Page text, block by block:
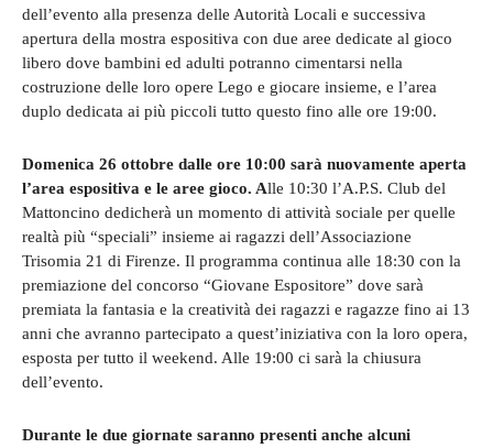
dell’evento alla presenza delle Autorità Locali e successiva
apertura della mostra espositiva con due aree dedicate al gioco
libero dove bambini ed adulti potranno cimentarsi nella
costruzione delle loro opere Lego e giocare insieme, e l’area
duplo dedicata ai più piccoli tutto questo fino alle ore 19:00.
Domenica 26 ottobre dalle ore 10:00 sarà nuovamente aperta
l’area espositiva e le aree gioco. Alle 10:30 l’A.P.S. Club del
Mattoncino dedicherà un momento di attività sociale per quelle
realtà più “speciali” insieme ai ragazzi dell’Associazione
Trisomia 21 di Firenze. Il programma continua alle 18:30 con la
premiazione del concorso “Giovane Espositore” dove sarà
premiata la fantasia e la creatività dei ragazzi e ragazze fino ai 13
anni che avranno partecipato a quest’iniziativa con la loro opera,
esposta per tutto il weekend. Alle 19:00 ci sarà la chiusura
dell’evento.
Durante le due giornate saranno presenti anche alcuni